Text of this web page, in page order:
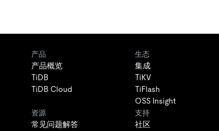
产品
产品概览
TiDB
TiDB Cloud
生态
集成
TiKV
TiFlash
OSS Insight
资源
常见问题解答
支持
社区